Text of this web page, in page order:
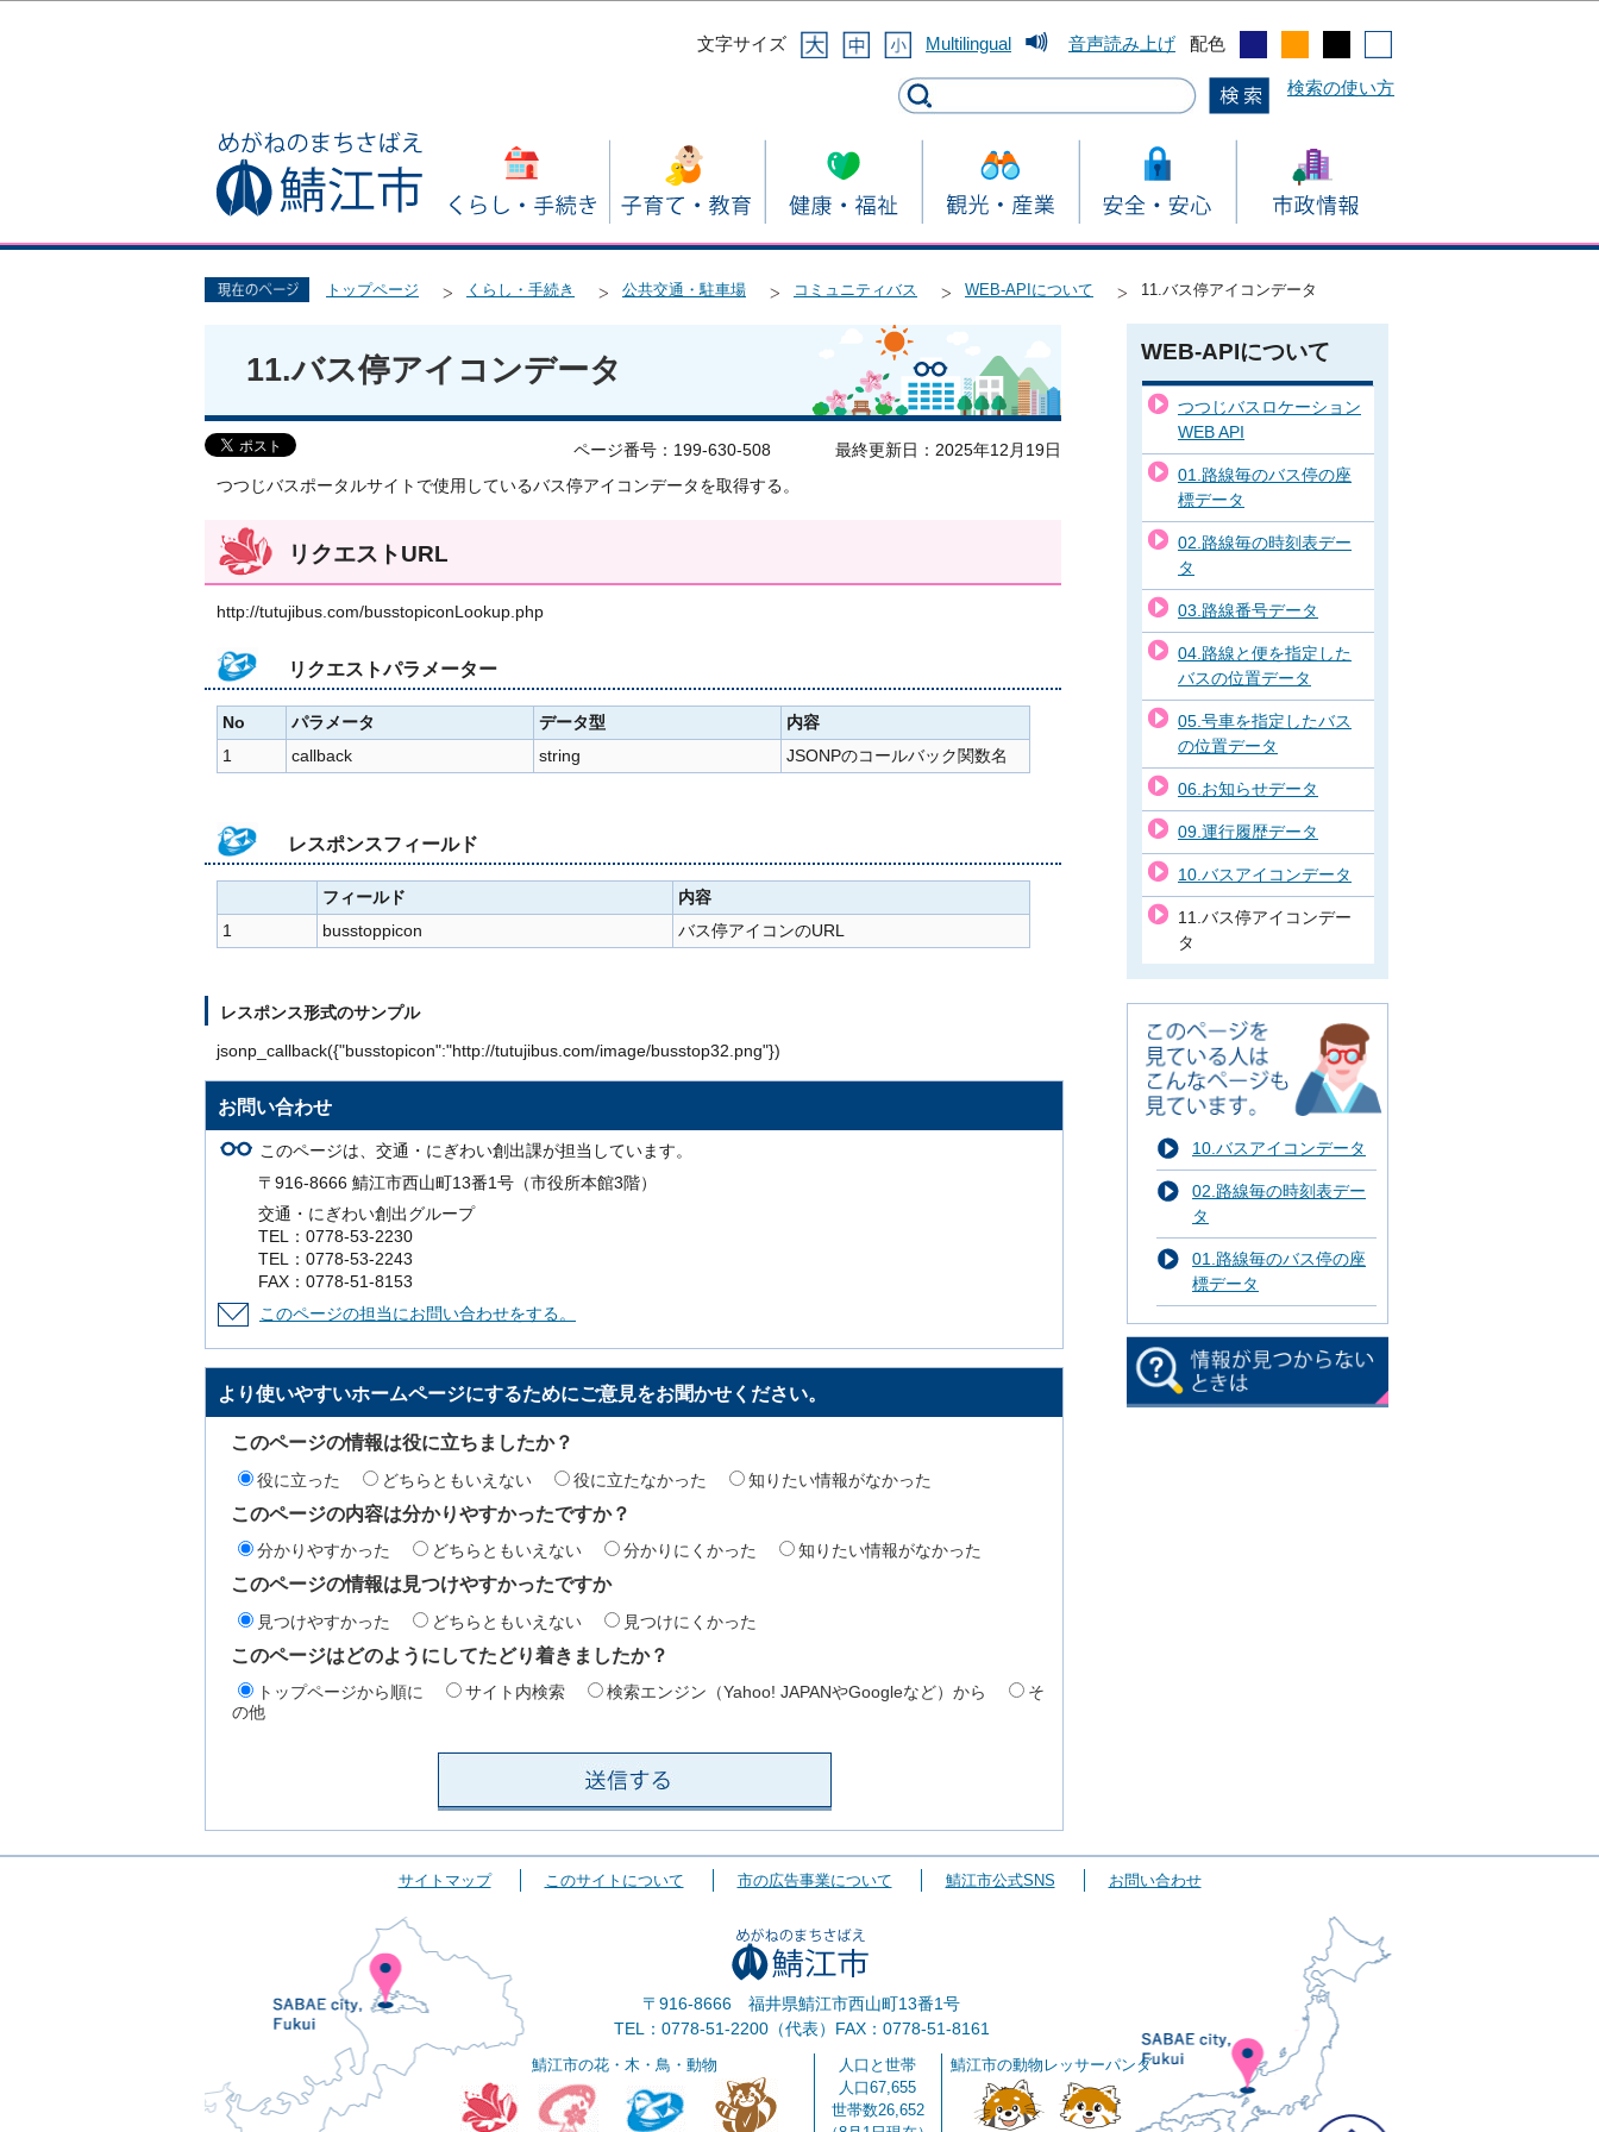
文字サイズ
Multilingual 音声読み上げ 配色
検索の使い方
トップページ くらし・手続き 公共交通・駐車場 コミュニティバス WEB-APIについて 11.バス停アイコンデータ
11.バス停アイコンデータ
ページ番号：199-630-508
最終更新日：2025年12月19日
つつじバスポータルサイトで使用しているバス停アイコンデータを取得する。
リクエストURL
http://tutujibus.com/busstopiconLookup.php
リクエストパラメーター
No パラメータ データ型
内容
1
callback string JSONPのコールバック関数名
レスポンスフィールド
フィールド
内容
1
busstoppicon バス停アイコンのURL
レスポンス形式のサンプル
jsonp_callback({"busstopicon":"http://tutujibus.com/image/busstop32.png"})
お問い合わせ
このページは、交通・にぎわい創出課が担当しています。
〒916-8666 鯖江市西山町13番1号（市役所本館3階）
交通・にぎわい創出グループ
TEL：0778-53-2230
TEL：0778-53-2243
FAX：0778-51-8153
このページの担当にお問い合わせをする。
より使いやすいホームページにするためにご意見をお聞かせください。
このページの情報は役に立ちましたか？
役に立った どちらともいえない 役に立たなかった 知りたい情報がなかった
このページの内容は分かりやすかったですか？
分かりやすかった どちらともいえない 分かりにくかった 知りたい情報がなかった
このページの情報は見つけやすかったですか
見つけやすかった どちらともいえない 見つけにくかった
このページはどのようにしてたどり着きましたか？
トップページから順に サイト内検索 検索エンジン（Yahoo! JAPANやGoogleなど）から
そ
の他
WEB-APIについて
つつじバスロケーション
WEB API
01.路線毎のバス停の座
標データ
02.路線毎の時刻表デー
タ
03.路線番号データ
04.路線と便を指定した
バスの位置データ
05.号車を指定したバス
の位置データ
06.お知らせデータ
09.運行履歴データ
10.バスアイコンデータ
11.バス停アイコンデー
タ
10.バスアイコンデータ
02.路線毎の時刻表デー
タ
01.路線毎のバス停の座
標データ
サイトマップ このサイトについて 市の広告事業について 鯖江市公式SNS お問い合わせ
〒916-8666 福井県鯖江市西山町13番1号
TEL：0778-51-2200（代表） FAX：0778-51-8161
鯖江市の花・木・鳥・動物
人口と世帯
人口67,655
世帯数26,652
鯖江市の動物レッサーパンダ